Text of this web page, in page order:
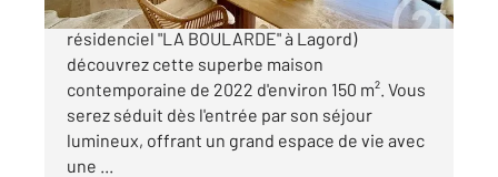
A L'Houmeau ( proximité du quartier
résidenciel "LA BOULARDE" à Lagord)
découvrez cette superbe maison
contemporaine de 2022 d'environ 150 m². Vous
serez séduit dès l'entrée par son séjour
lumineux, offrant un grand espace de vie avec
une ...